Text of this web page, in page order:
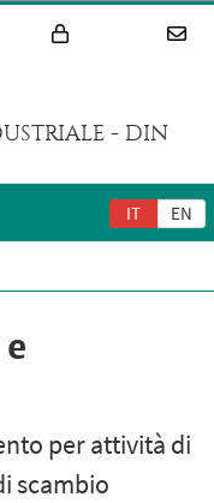
- DIN
IT EN
per attività di
scambio